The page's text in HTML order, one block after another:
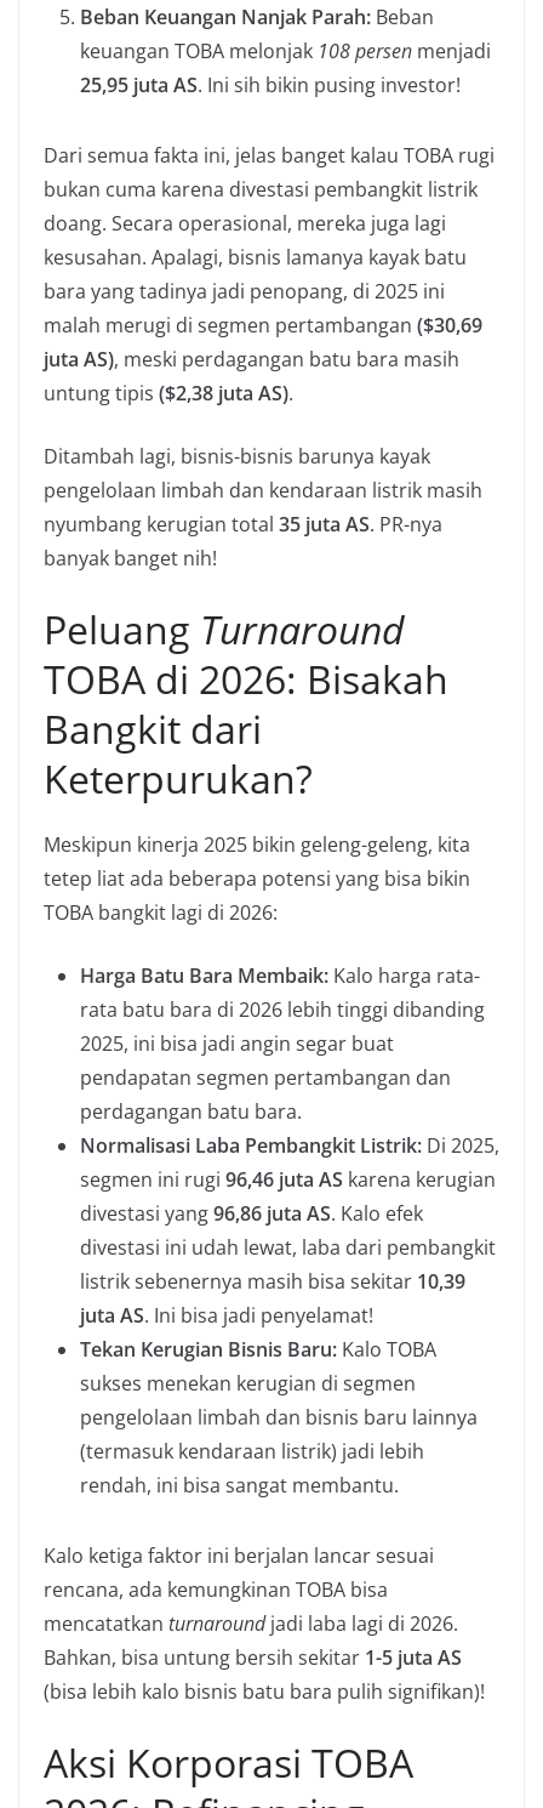
Beban Keuangan Nanjak Parah: Beban
keuangan TOBA melonjak 108 persen menjadi
25,95 juta AS. Ini sih bikin pusing investor!
Dari semua fakta ini, jelas banget kalau TOBA rugi
bukan cuma karena divestasi pembangkit listrik
doang. Secara operasional, mereka juga lagi
kesusahan. Apalagi, bisnis lamanya kayak batu
bara yang tadinya jadi penopang, di 2025 ini
malah merugi di segmen pertambangan ($30,69
juta AS), meski perdagangan batu bara masih
untung tipis ($2,38 juta AS).
Ditambah lagi, bisnis-bisnis barunya kayak
pengelolaan limbah dan kendaraan listrik masih
nyumbang kerugian total 35 juta AS. PR-nya
banyak banget nih!
Peluang Turnaround
TOBA di 2026: Bisakah
Bangkit dari
Keterpurukan?
Meskipun kinerja 2025 bikin geleng-geleng, kita
tetep liat ada beberapa potensi yang bisa bikin
TOBA bangkit lagi di 2026:
Harga Batu Bara Membaik: Kalo harga rata-
rata batu bara di 2026 lebih tinggi dibanding
2025, ini bisa jadi angin segar buat
pendapatan segmen pertambangan dan
perdagangan batu bara.
Normalisasi Laba Pembangkit Listrik: Di 2025,
segmen ini rugi 96,46 juta AS karena kerugian
divestasi yang96,86 juta AS. Kalo efek
divestasi ini udah lewat, laba dari pembangkit
listrik sebenernya masih bisa sekitar 10,39
juta AS. Ini bisa jadi penyelamat!
Tekan Kerugian Bisnis Baru: Kalo TOBA
sukses menekan kerugian di segmen
pengelolaan limbah dan bisnis baru lainnya
(termasuk kendaraan listrik) jadi lebih
rendah, ini bisa sangat membantu.
Kalo ketiga faktor ini berjalan lancar sesuai
rencana, ada kemungkinan TOBA bisa
mencatatkan turnaroundjadi laba lagi di 2026.
Bahkan, bisa untung bersih sekitar 1-5 juta AS
(bisa lebih kalo bisnis batu bara pulih signifikan)!
Aksi Korporasi TOBA